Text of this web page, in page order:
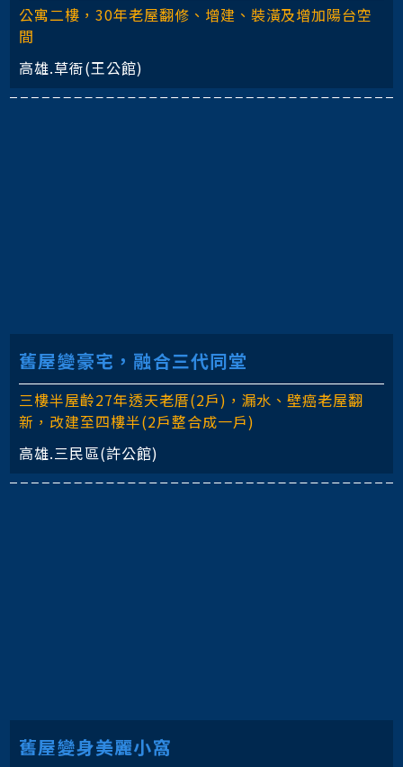
公寓二樓，30年老屋翻修、增建、裝潢及增加陽台空
間
高雄.草衙(王公館)
舊屋變豪宅，融合三代同堂
三樓半屋齡27年透天老厝(2戶)，漏水、壁癌老屋翻
新，改建至四樓半(2戶整合成一戶)
高雄.三民區(許公館)
舊屋變身美麗小窩